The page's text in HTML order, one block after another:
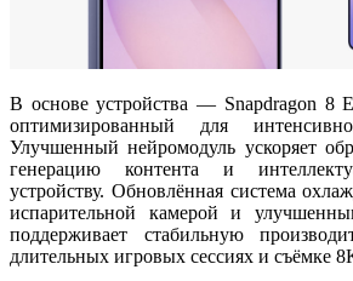
В основе устройства — Snapdragon 8
оптимизированный для
Улучшенный нейромодуль ускоряет
генерацию контента и
устройству. Обновлённая система
испарительной камерой и
поддерживает стабильную
длительных игровых сессиях и съёмке